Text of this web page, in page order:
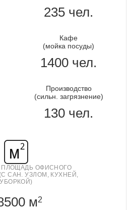
235 чел.
Кафе
(мойка посуды)
1400 чел.
Производство
(сильн. загрязнение)
130 чел.
ПЛОЩАДЬ ОФИСНОГО
САН. УЗЛОМ, КУХНЕЙ,
УБОРКОЙ)
м2